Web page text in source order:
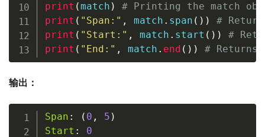
print (match )
# Printing the match
print ( "Span:" , match . span ( ) )
#
print ( "Start:" , match . start ( ) )
#
print ( "End:" , match . end ( ) ) # Returns
输出：
Span : ( 0 , 5 )
Start :
0